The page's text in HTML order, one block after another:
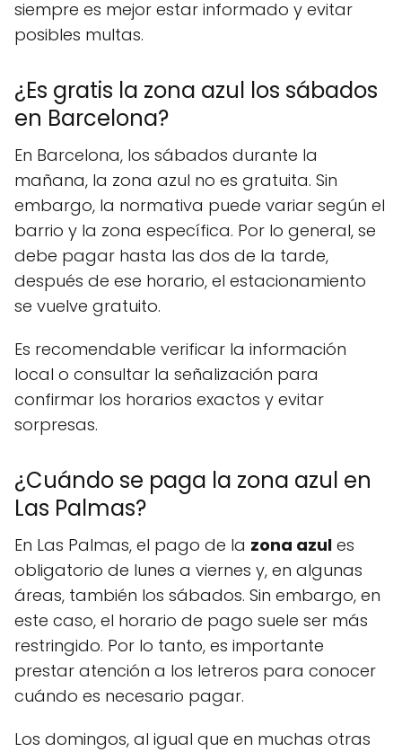
siempre es mejor estar informado y evitar
posibles multas.
¿Es gratis la zona azul los sábados
en Barcelona?
En Barcelona, los sábados durante la
mañana, la zona azul no es gratuita. Sin
embargo, la normativa puede variar según el
barrio y la zona específica. Por lo general, se
debe pagar hasta las dos de la tarde,
después de ese horario, el estacionamiento
se vuelve gratuito.
Es recomendable verificar la información
local o consultar la señalización para
confirmar los horarios exactos y evitar
sorpresas.
¿Cuándo se paga la zona azul en
Las Palmas?
En Las Palmas, el pago de la zona azul es
obligatorio de lunes a viernes y, en algunas
áreas, también los sábados. Sin embargo, en
este caso, el horario de pago suele ser más
restringido. Por lo tanto, es importante
prestar atención a los letreros para conocer
cuándo es necesario pagar.
Los domingos, al igual que en muchas otras